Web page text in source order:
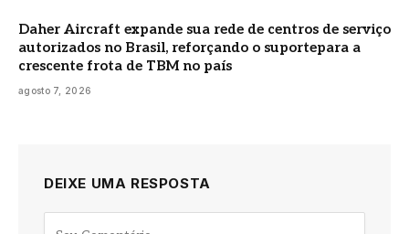
Daher Aircraft expande sua rede de centros de serviço
autorizados no Brasil, reforçando o suportepara a
crescente frota de TBM no país
agosto 7, 2026
DEIXE UMA RESPOSTA